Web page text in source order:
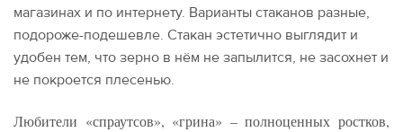
магазинах и по интернету. Варианты стаканов разные,
подороже-подешевле. Стакан эстетично выглядит и
удобен тем, что зерно в нём не запылится, не засохнет и
не покроется плесенью.
Любители «спраутсов», «грина» – полноценных ростков,